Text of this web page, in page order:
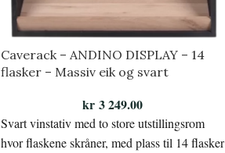
Caverack – ANDINO DISPLAY – 14
flasker – Massiv eik og svart
kr3 249.00
Svart vinstativ med to store utstillingsrom
hvor flaskene skråner, med plass til 14 flasker